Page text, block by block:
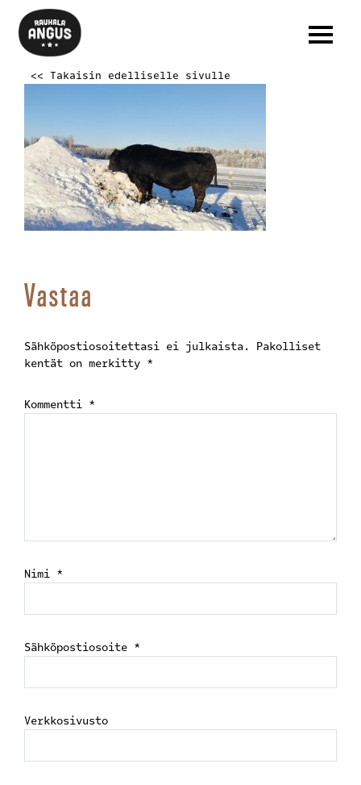
<< Takaisin edelliselle sivulle
Vastaa
Sähköpostiosoitettasi ei julkaista.
Pakolliset
kentät on merkitty *
Kommentti *
Nimi *
Sähköpostiosoite *
Verkkosivusto